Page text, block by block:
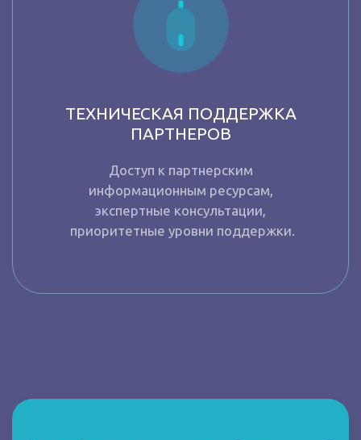
ТЕХНИЧЕСКАЯ ПОДДЕРЖКА
ПАРТНЕРОВ
Доступ к партнерским
информационным ресурсам,
экспертные консультации,
приоритетные уровни поддержки.